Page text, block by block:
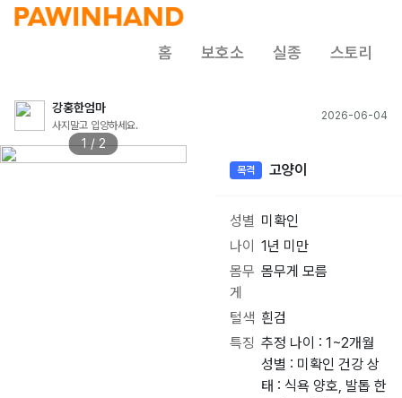
홈 보호소 실종 스토리
강홍한엄마
사지말고 입양하세요.
2026-06-04
1 / 2
목격 고양이
성별 미확인
나이
1년 미만
몸무
게
몸무게 모름
털색 흰검
특징 추정 나이 : 1~2개월
성별 : 미확인 건강 상
태 : 식욕 양호, 발톱 한